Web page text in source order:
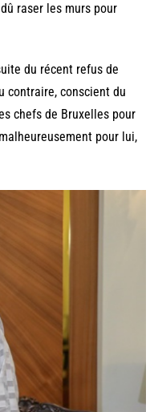
raser les murs pour
du récent refus de
contraire, conscient du
chefs de Bruxelles pour
pour lui,